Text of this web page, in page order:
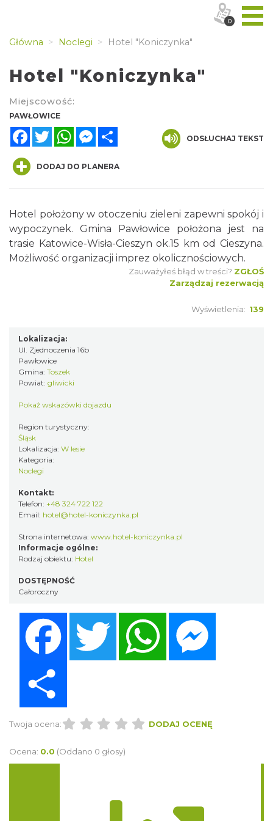
Główna Noclegi Hotel "Koniczynka"
Hotel "Koniczynka"
Miejscowość:
PAWŁOWICE
FacebookTwitterWhatsAppMessenger
ODSŁUCHAJ TEKST
DODAJ DO PLANERA
Hotel położony w otoczeniu zieleni zapewni spokój i
wypoczynek. Gmina Pawłowice położona jest na
trasie Katowice-Wisła-Cieszyn ok.15 km od Cieszyna.
Możliwość organizacji imprez okolicznościowych.
Zauważyłeś błąd w treści? ZGŁOŚ
Zarządzaj rezerwacją
Wyświetlenia: 139
Lokalizacja:
Ul. Zjednoczenia 16b
Pawłowice
Gmina: Toszek
Powiat: gliwicki
Pokaż wskazówki dojazdu
Region turystyczny:
Śląsk
Lokalizacja: W lesie
Kategoria:
Noclegi
Kontakt:
Telefon: +48 324 722 122
Email: hotel@hotel-koniczynka.pl
Strona internetowa: www.hotel-koniczynka.pl
Informacje ogólne:
Rodzaj obiektu: Hotel
DOSTĘPNOŚĆ
Całoroczny
Twitter WhatsApp
Twoja ocena: DODAJ OCENĘ
Ocena: 0.0 (Oddano 0 głosy)
0